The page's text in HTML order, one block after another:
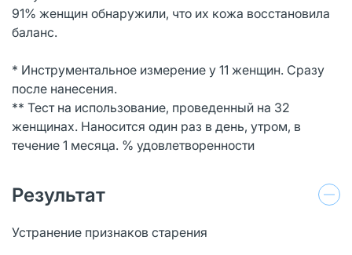
91% женщин обнаружили, что их кожа восстановила
баланс.
* Инструментальное измерение у 11 женщин. Сразу
после нанесения.
** Тест на использование, проведенный на 32
женщинах. Наносится один раз в день, утром, в
течение 1 месяца. % удовлетворенности
Результат
Устранение признаков старения